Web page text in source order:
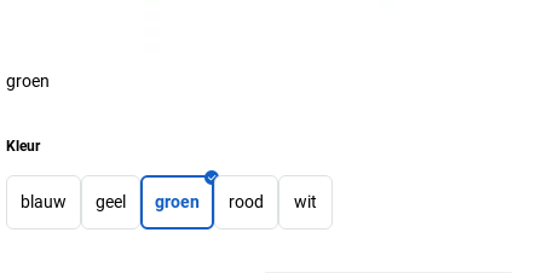
groen
Kleur
blauw geel groen rood wit